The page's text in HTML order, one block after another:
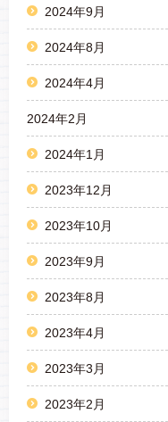
2024年9月
2024年8月
2024年4月
2024年2月
2024年1月
2023年12月
2023年10月
2023年9月
2023年8月
2023年4月
2023年3月
2023年2月